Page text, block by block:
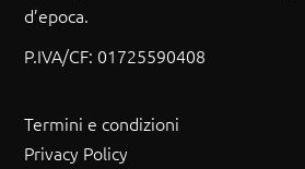
d’epoca.
P.IVA/CF: 01725590408
Termini e condizioni
Privacy Policy